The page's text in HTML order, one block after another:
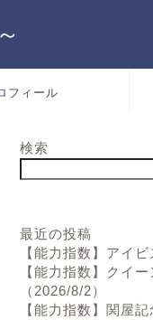
フィール
検索
最近の投稿
【能力指数】アイ
【能力指数】クイ
（2026/8/2）
【能力指数】関屋